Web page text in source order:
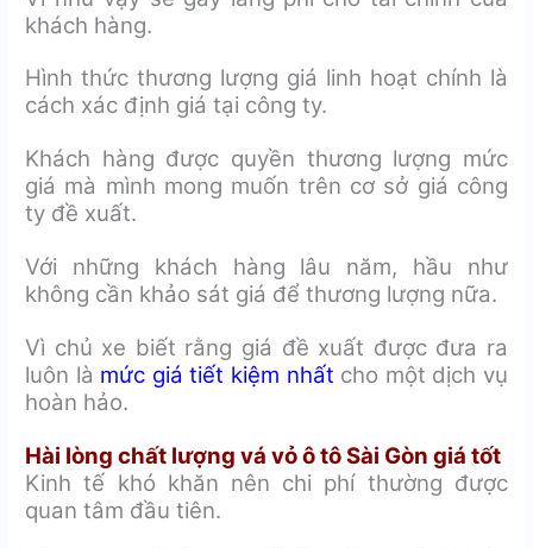
khách hàng.
Hình thức thương lượng giá linh hoạt chính là
cách xác định giá tại công ty.
Khách hàng được quyền thương lượng mức
giá mà mình mong muốn trên cơ sở giá công
ty đề xuất.
Với những khách hàng lâu năm, hầu như
không cần khảo sát giá để thương lượng nữa.
Vì chủ xe biết rằng giá đề xuất được đưa ra
luôn là mức giá tiết kiệm nhất cho một dịch vụ
hoàn hảo.
Hài lòng chất lượng vá vỏ ô tô Sài Gòn giá tốt
Kinh tế khó khăn nên chi phí thường được
quan tâm đầu tiên.